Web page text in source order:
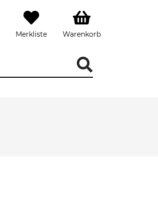
Merkliste Warenkorb